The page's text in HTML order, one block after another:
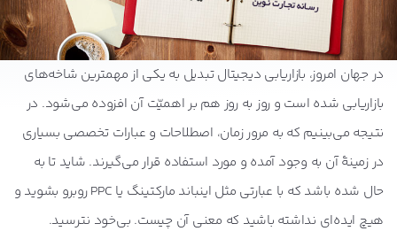
در جهان امروز، بازاریابی دیجیتال تبدیل به یکی از مهمترین شاخه‌های
بازاریابی شده است و روز به روز هم بر اهمیّت آن افزوده می‌شود. در
نتیجه می‌بینیم که به مرور زمان، اصطلاحات و عبارات تخصصی بسیاری
در زمینۀ آن به وجود آمده و مورد استفاده قرار می‌گیرند. شاید تا به
حال شده باشد که با عبارتی مثل اینباند مارکتینگ یا PPC روبرو بشوید و
هیچ ایده‌ای نداشته باشید که معنی آن چیست. بی‌خود نترسید.